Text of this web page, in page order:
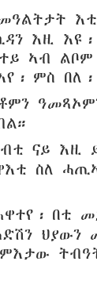
እዚ እዩ፡
ኣብ ልቦም
ምስ በለ፡
ናይ እዚ
ስለ
፡ በቲ
ህያውን